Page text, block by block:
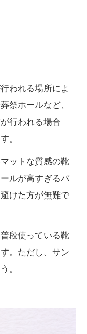
われる場所によ
祭ホールなど、
行われる場合
。
ットな質感の靴
ルが高すぎるパ
けた方が無難で
段使っている靴
。ただし、サン
。